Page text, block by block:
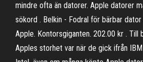
mindre ofta än datorer. Apple datorer
sökord . Belkin - Fodral för bärbar
Apple. Kontorsgiganten. 202.00 kr . Till
Apples storhet var när de gick ifrån